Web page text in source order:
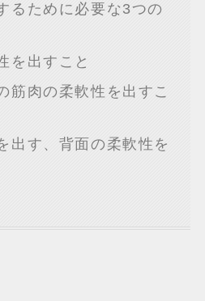
るために必要な3つの
を出すこと
筋肉の柔軟性を出すこ
出す、背面の柔軟性を